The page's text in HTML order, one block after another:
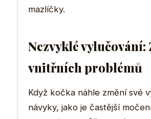
mazlíčky.
Nezvyklé vylučování:
vnitřních problémů
Když kočka náhle změní své
návyky, jako je častější